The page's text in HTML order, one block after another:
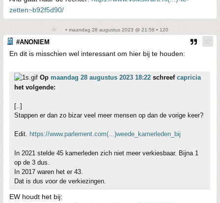
zetten~b92f5d90/
• maandag 28 augustus 2023 @ 21:58 • 120
#ANONIEM
En dit is misschien wel interessant om hier bij te houden:
Op maandag 28 augustus 2023 18:22 schreef capricia
het volgende:
[..]
Stappen er dan zo bizar veel meer mensen op dan de vorige keer?
Edit. https://www.parlement.com(...)weede_kamerleden_bij
In 2021 stelde 45 kamerleden zich niet meer verkiesbaar. Bijna 1
op de 3 dus.
In 2017 waren het er 43.
Dat is dus voorde verkiezingen.
EW houdt het bij: